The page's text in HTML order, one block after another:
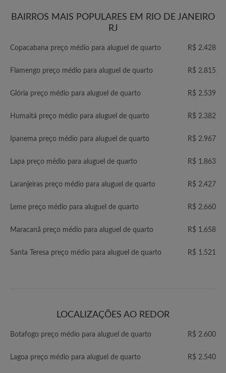
BAIRROS MAIS POPULARES EM RIO DE JANEIRO
RJ
Copacabana preço médio para aluguel de quarto R$ 2.428
Flamengo preço médio para aluguel de quarto R$ 2.815
Glória preço médio para aluguel de quarto R$ 2.539
Humaitá preço médio para aluguel de quarto R$ 2.382
Ipanema preço médio para aluguel de quarto R$ 2.967
Lapa preço médio para aluguel de quarto R$ 1.863
Laranjeiras preço médio para aluguel de quarto R$ 2.427
Leme preço médio para aluguel de quarto R$ 2.660
Maracanã preço médio para aluguel de quarto R$ 1.658
Santa Teresa preço médio para aluguel de quarto R$ 1.521
LOCALIZAÇÕES AO REDOR
Botafogo preço médio para aluguel de quarto R$ 2.600
Lagoa preço médio para aluguel de quarto R$ 2.540